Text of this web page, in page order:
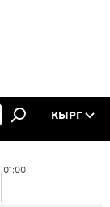
КЫРГ
01:00